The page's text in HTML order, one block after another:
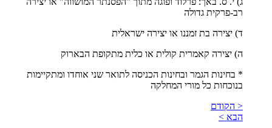
רב-פרקית גדולה
ד) יצירה בת זמננו או יצירה ישראלית
ה) יצירה קאמרית קולית או כלית מתקופת הבארוק
* בחינות הגמר ובחינות הכניסה לתואר שני אוחדו ומתקיימות
בנוכחות כל מורי המחלקה
< הקודם
הבא >